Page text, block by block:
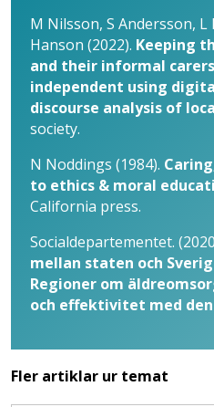
M Nilsson, S Andersson,
Hanson (2022). Keeping
and their informal
independent using
discourse analysis of
society.
N Noddings (1984).
to ethics & moral
California press.
Socialdepartementet.
mellan staten och
Regioner om
och effektivitet med
Fler artiklar ur temat